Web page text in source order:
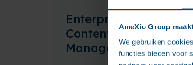
AmeXio Group
We gebruiken
functies bieden voor
Enterprise
Content
Management